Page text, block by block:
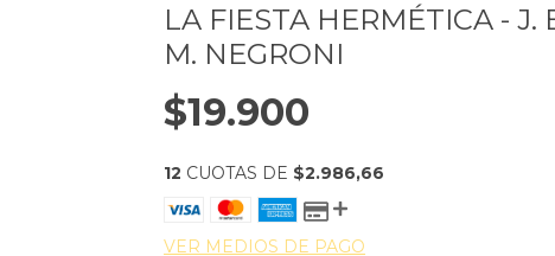
LA FIESTA HERMÉTICA - J.
M. NEGRONI
$19.900
12 CUOTAS DE $2.986,66
VER MEDIOS DE PAGO